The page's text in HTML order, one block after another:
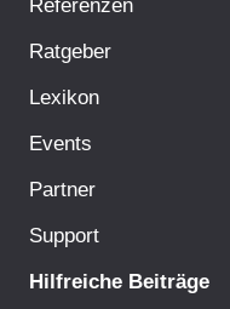
Ratgeber
Lexikon
Events
Partner
Support
Hilfreiche Beiträge